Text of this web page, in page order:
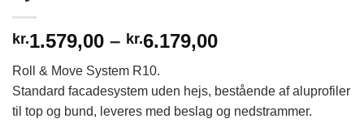
kr.1.579,00 – kr.6.179,00Prisinterval:
kr.6.179,00
Roll & Move System R10.
Standard facadesystem uden hejs, bestående af aluprofiler
til top og bund, leveres med beslag og nedstrammer.